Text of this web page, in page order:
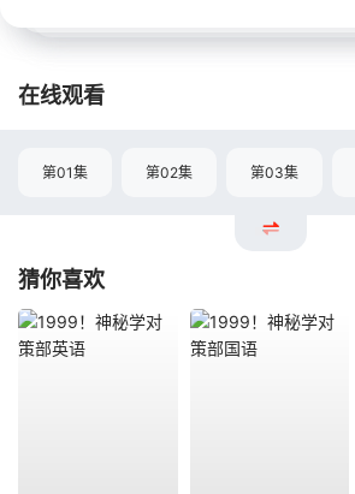
在线观看
第01集 第02集 第03集
猜你喜欢